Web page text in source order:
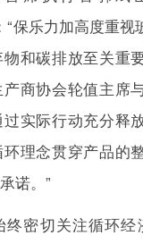
“保乐力加高度重
和碳排放至关重
商协会轮值主席
实际行动充分释
理念贯穿产品的
诺。”
终密切关注循环经